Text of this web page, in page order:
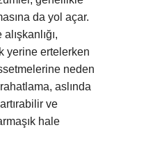
da yol açar.
yerine ertelerken
neden
aslında
ve
hale